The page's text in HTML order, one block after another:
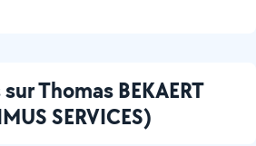
Thomas BEKAERT
SERVICES)